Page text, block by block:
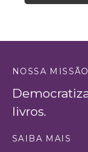
NOSSA MISSÃO
livros.
SAIBA MAIS